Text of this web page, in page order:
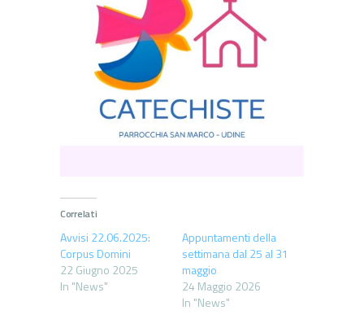
Correlati
Avvisi 22.06.2025:
Corpus Domini
22 Giugno 2025
In "News"
Appuntamenti della
settimana dal 25 al 31
maggio
24 Maggio 2026
In "News"